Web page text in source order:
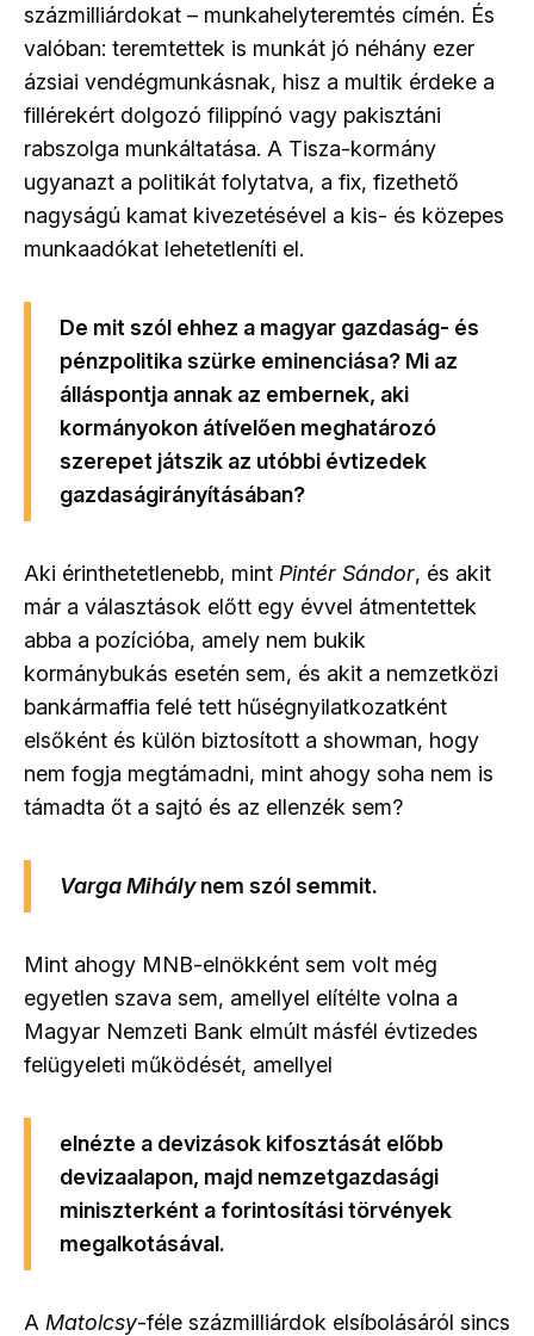
százmilliárdokat – munkahelyteremtés címén. És
valóban: teremtettek is munkát jó néhány ezer
ázsiai vendégmunkásnak, hisz a multik érdeke a
fillérekért dolgozó filippínó vagy pakisztáni
rabszolga munkáltatása. A Tisza-kormány
ugyanazt a politikát folytatva, a fix, fizethető
nagyságú kamat kivezetésével a kis- és közepes
munkaadókat lehetetleníti el.
De mit szól ehhez a magyar gazdaság- és
pénzpolitika szürke eminenciása? Mi az
álláspontja annak az embernek, aki
kormányokon átívelően meghatározó
szerepet játszik az utóbbi évtizedek
gazdaságirányításában?
Aki érinthetetlenebb, mint Pintér Sándor, és akit
már a választások előtt egy évvel átmentettek
abba a pozícióba, amely nem bukik
kormánybukás esetén sem, és akit a nemzetközi
bankármaffia felé tett hűségnyilatkozatként
elsőként és külön biztosított a showman, hogy
nem fogja megtámadni, mint ahogy soha nem is
támadta őt a sajtó és az ellenzék sem?
Varga Mihálynem szól semmit.
Mint ahogy MNB-elnökként sem volt még
egyetlen szava sem, amellyel elítélte volna a
Magyar Nemzeti Bank elmúlt másfél évtizedes
felügyeleti működését, amellyel
elnézte a devizások kifosztását előbb
devizaalapon, majd nemzetgazdasági
miniszterként a forintosítási törvények
megalkotásával.
A Matolcsy-féle százmilliárdok elsíbolásáról sincs